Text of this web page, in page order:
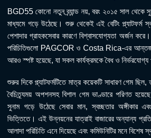
BGD55 কোনো নতুন ব্র্যান্ড নয়, বরং ২০১৫ সাল থেকে
মাধ্যমে গড়ে উঠেছে। শুরু থেকেই এই বেটিং প্ল্যাটফর্ম
পেশাদার গ্রাহকসেবার কারণে বিশ্বাসযোগ্যতা অর্জন
পরিচিতিগুলো PAGCOR ও Costa Rica-এর
আরও স্পষ্ট হয়েছে, যা সকল কার্যক্রমকে বৈধ ও নির্ভরযোগ্য
শুরুর দিকে প্ল্যাটফর্মটিতে মাত্র কয়েকটি সাধারণ গেম ছিল,
বৈচিত্র্যময় অপশনসহ বিশাল গেম ভাণ্ডারে পরিণত
সুনাম গড়ে উঠেছে সেবার মান, স্বচ্ছতার অঙ্গীকার
ভিত্তিতে। এই উন্নয়নের যাত্রাই বাজারের অন্যান্য
আলাদা পরিচিতি এনে দিয়েছে এবং কমিউনিটির মনে বিশেষ